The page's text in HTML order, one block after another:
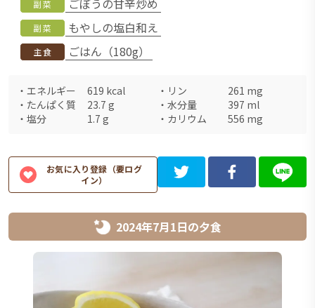
副菜 ごぼうの甘辛炒め
副菜 もやしの塩白和え
主食 ごはん（180g）
・ エネルギー 619 kcal ・ リン 261 mg
・ たんぱく質 23.7 g ・ 水分量 397 ml
・ 塩分 1.7 g ・ カリウム 556 mg
お気に入り登録（要ログ
イン）
2024年7月1日の夕食